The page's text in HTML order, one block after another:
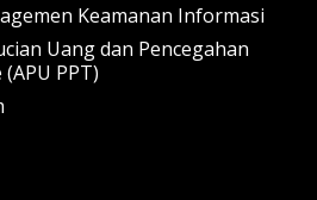
Keamanan Informasi
Uang dan Pencegahan
PPT)